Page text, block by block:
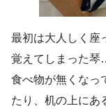
最初は大人しく座
覚えてしまった琴
食べ物が無くなっ
たり、机の上にあ